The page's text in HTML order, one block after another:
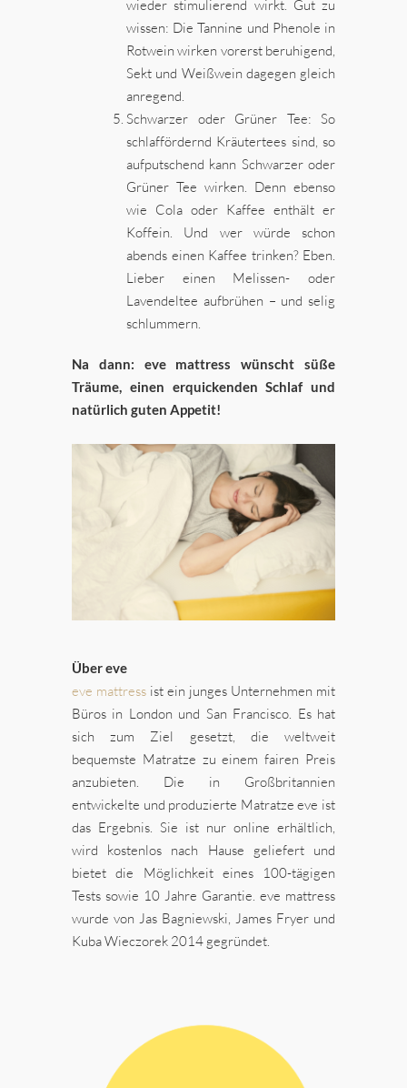
wieder stimulierend wirkt. Gut zu
wissen: Die Tannine und Phenole in
Rotwein wirken vorerst beruhigend,
Sekt und Weißwein dagegen gleich
anregend.
Schwarzer oder Grüner Tee: So
schlaffördernd Kräutertees sind, so
aufputschend kann Schwarzer oder
Grüner Tee wirken. Denn ebenso
wie Cola oder Kaffee enthält er
Koffein. Und wer würde schon
abends einen Kaffee trinken? Eben.
Lieber einen Melissen- oder
Lavendeltee aufbrühen – und selig
schlummern.
Na dann: eve mattress wünscht süße
Träume, einen erquickenden Schlaf und
natürlich guten Appetit!
Über eve
eve mattress ist ein junges Unternehmen mit
Büros in London und San Francisco. Es hat
sich zum Ziel gesetzt, die weltweit
bequemste Matratze zu einem fairen Preis
anzubieten. Die in Großbritannien
entwickelte und produzierte Matratze eve ist
das Ergebnis. Sie ist nur online erhältlich,
wird kostenlos nach Hause geliefert und
bietet die Möglichkeit eines 100-tägigen
Tests sowie 10 Jahre Garantie. eve mattress
wurde von Jas Bagniewski, James Fryer und
Kuba Wieczorek 2014 gegründet.